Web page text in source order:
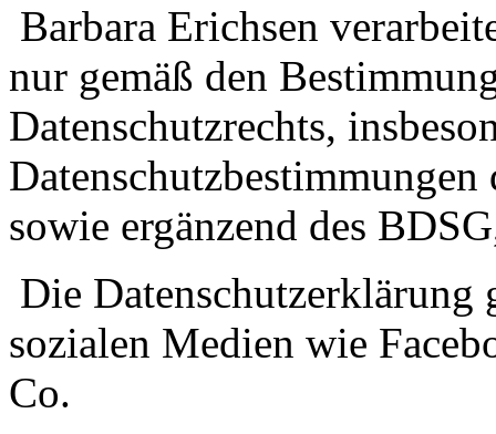
Barbara Erichsen
nur gemäß den
Datenschutzrechts,
sowie ergänzend des
Die
sozialen Medien wie
Co.